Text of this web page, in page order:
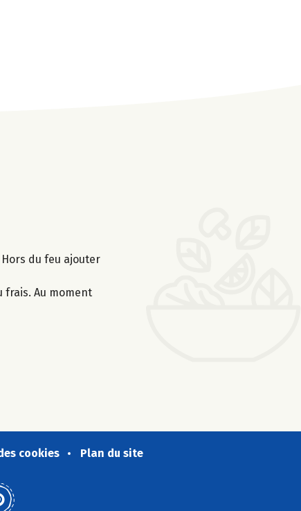
du feu ajouter
frais. Au moment
cookies Plan du site